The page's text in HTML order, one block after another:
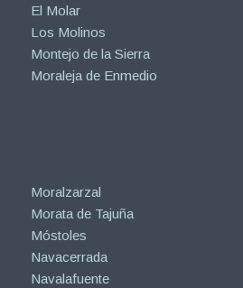
El Molar
Los Molinos
Montejo de la Sierra
Moraleja de Enmedio
Moralzarzal
Morata de Tajuña
Móstoles
Navacerrada
Navalafuente